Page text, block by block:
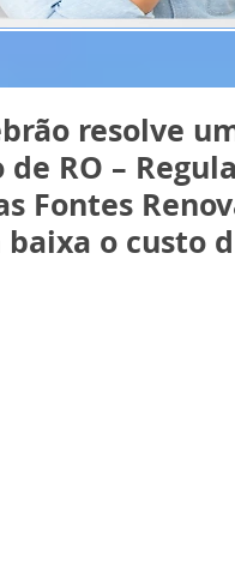
resolve
RO –
Fontes
o custo